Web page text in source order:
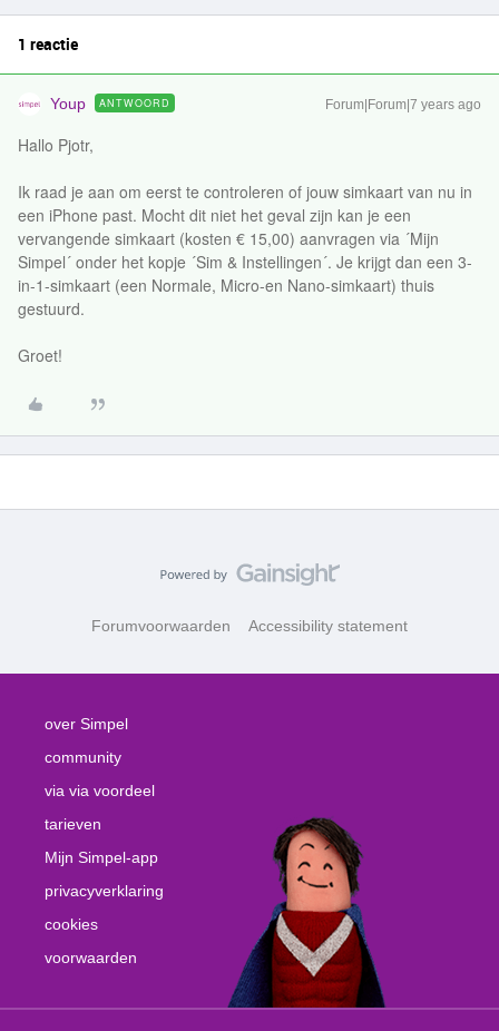
1 reactie
Youp ANTWOORD Forum|Forum|7 years ago
Hallo Pjotr,
Ik raad je aan om eerst te controleren of jouw simkaart van nu in
een iPhone past. Mocht dit niet het geval zijn kan je een
vervangende simkaart (kosten € 15,00) aanvragen via ´Mijn
Simpel´ onder het kopje ´Sim & Instellingen´. Je krijgt dan een 3-
in-1-simkaart (een Normale, Micro-en Nano-simkaart) thuis
gestuurd.
Groet!
Forumvoorwaarden Accessibility statement
over Simpel
community
via via voordeel
tarieven
Mijn Simpel-app
privacyverklaring
cookies
voorwaarden